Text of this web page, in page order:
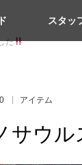
スタッ
た
アイテム
サウル